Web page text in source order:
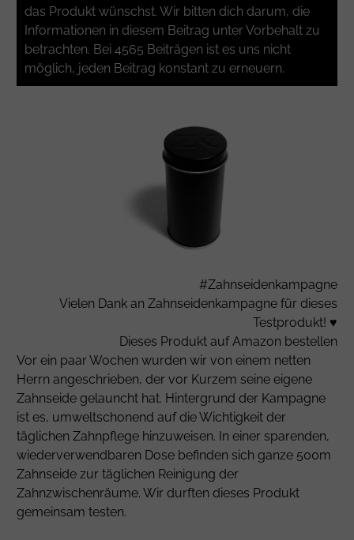
das Produkt wünschst. Wir bitten dich darum, die
Informationen in diesem Beitrag unter Vorbehalt zu
betrachten. Bei 4565 Beiträgen ist es uns nicht
möglich, jeden Beitrag konstant zu erneuern.
#Zahnseidenkampagne
Vielen Dank an Zahnseidenkampagnefür dieses
Testprodukt! ♥
Dieses Produkt aufAmazon bestellen
Vor ein paar Wochen wurden wir von einem netten
Herrn angeschrieben, der vor Kurzem seine eigene
Zahnseide gelauncht hat. Hintergrund der Kampagne
ist es, umweltschonend auf die Wichtigkeit der
täglichen Zahnpflege hinzuweisen. In einer sparenden,
wiederverwendbaren Dose befinden sich ganze 500m
Zahnseide zur täglichen Reinigung der
Zahnzwischenräume. Wir durften dieses Produkt
gemeinsam testen.